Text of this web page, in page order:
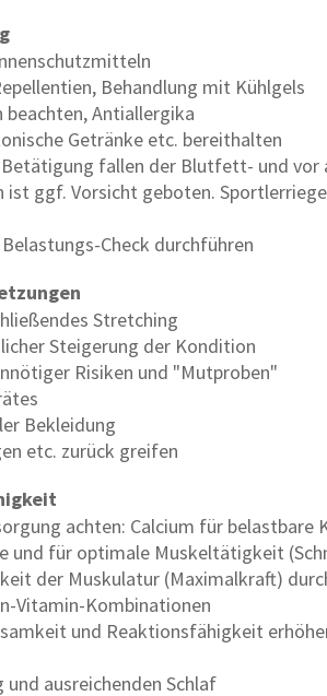
Behandlung mit Kühlgels
Antiallergika
Getränke etc. bereithalten
fallen der Blutfett- und vor
ist ggf. Vorsicht geboten.
Check durchführen
Stretching
Steigerung der Kondition
Risiken und "Mutproben"
Bekleidung
etc. zurück greifen
achten: Calcium für belastbare
und für optimale Muskeltätigkeit
der Muskulatur (Maximalkraft)
Vitamin-Kombinationen
und Reaktionsfähigkeit
ausreichenden Schlaf